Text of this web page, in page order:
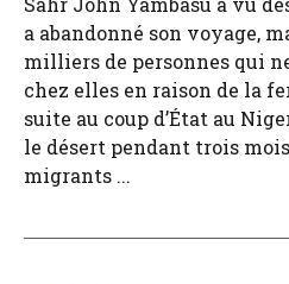
a abandonné son voyage,
milliers de personnes qui
chez elles en raison de la
suite au coup d’État au
le désert pendant trois
migrants ...